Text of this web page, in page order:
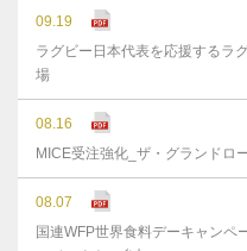
09.19
ラグビー日本代表を応援するラ
場
08.16
MICE受注強化_ザ・グランドロ
08.07
国連WFP世界食料デーキャン